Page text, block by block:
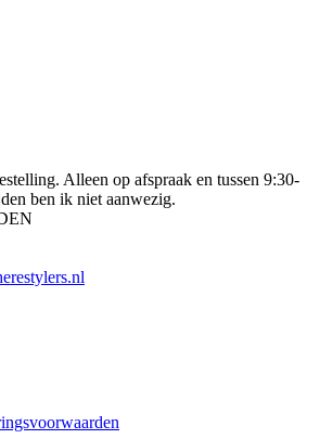
Alleen op afspraak en tussen 9:30-
ben ik niet aanwezig.